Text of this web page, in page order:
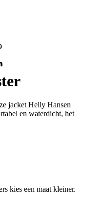
jacket Helly Hansen
en waterdicht, het
kies een maat kleiner.